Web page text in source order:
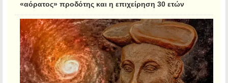
«αόρατος» προδότης και η επιχείρηση 30 ετών